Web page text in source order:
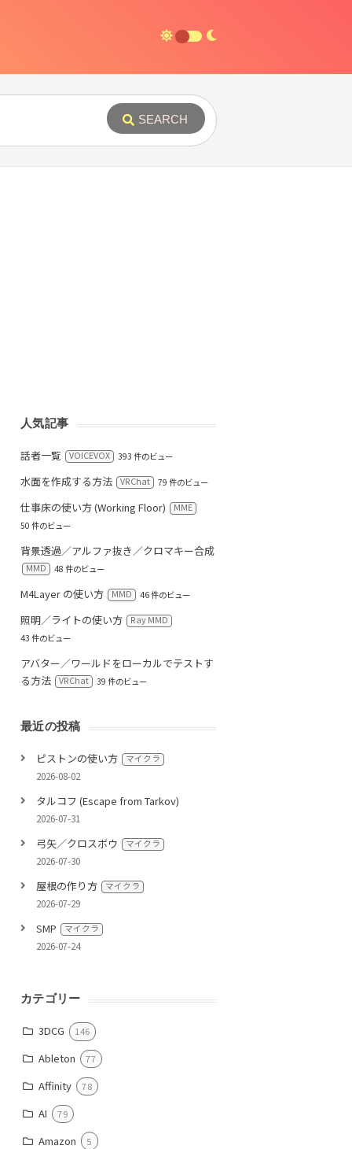
SEARCH
人気記事
話者一覧 VOICEVOX 393 件のビュー
水面を作成する方法 VRChat 79 件のビュー
仕事床の使い方 (Working Floor)
MME
50 件のビュー
背景透過／アルファ抜き／クロマキー合成
MMD 48 件のビュー
M4Layer の使い方 MMD 46 件のビュー
照明／ライトの使い方
Ray MMD
43 件のビュー
アバター／ワールドをローカルでテストす
る方法
VRChat 39 件のビュー
最近の投稿
ピストンの使い方 マイクラ
2026-08-02
タルコフ (Escape from Tarkov)
2026-07-31
弓矢／クロスボウ マイクラ
2026-07-30
屋根の作り方 マイクラ
2026-07-29
SMP マイクラ
2026-07-24
カテゴリー
3DCG 146
Ableton 77
Affinity 78
AI 79
Amazon 5